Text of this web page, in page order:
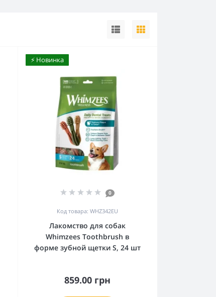
⚡️ Новинка
0
Код товара: WHZ342EU
Лакомство для собак
Whimzees Toothbrush в
форме зубной щетки S, 24 шт
859.00 грн